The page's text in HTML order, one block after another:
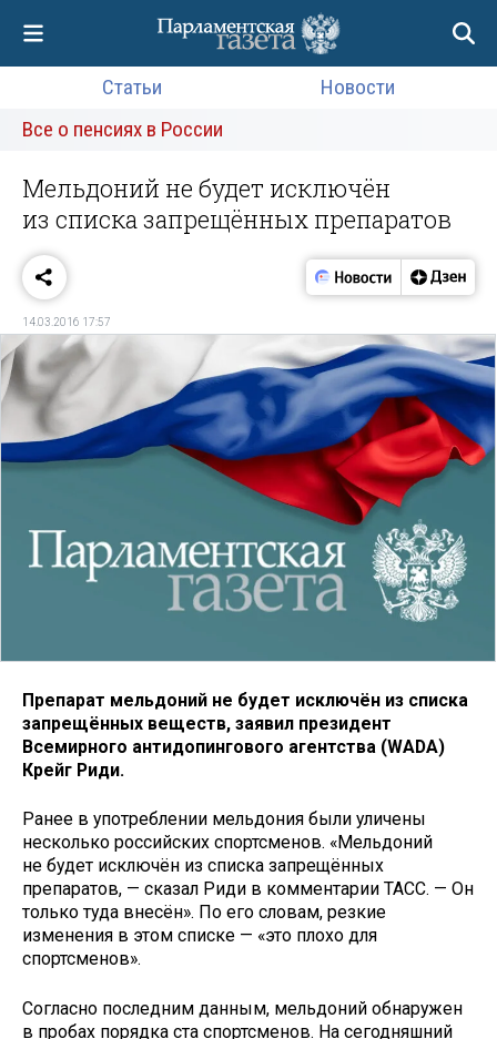
Статьи
Новости
Все о пенсиях в России
Мельдоний не будет исключён
из списка запрещённых препаратов
14.03.2016 17:57
Препарат мельдоний не будет исключён из списка
запрещённых веществ, заявил президент
Всемирного антидопингового агентства (WADA)
Крейг Риди.
Ранее в употреблении мельдония были уличены
несколько российских спортсменов. «Мельдоний
не будет исключён из списка запрещённых
препаратов, — сказал Риди в комментарии ТАСС. — Он
только туда внесён». По его словам, резкие
изменения в этом списке — «это плохо для
спортсменов».
Согласно последним данным, мельдоний обнаружен
в пробах порядка ста спортсменов. На сегодняшний